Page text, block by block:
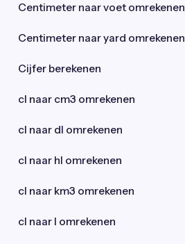
Centimeter naar voet omrekenen
Centimeter naar yard omrekenen
Cijfer berekenen
cl naar cm3 omrekenen
cl naar dl omrekenen
cl naar hl omrekenen
cl naar km3 omrekenen
cl naar l omrekenen